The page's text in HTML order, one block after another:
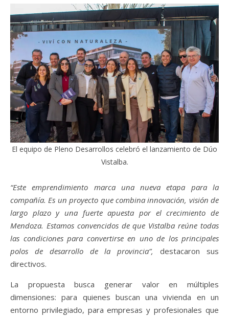
El equipo de Pleno Desarrollos celebró el lanzamiento de Dúo
Vistalba.
“Este emprendimiento marca una nueva etapa para la
compañía. Es un proyecto que combina innovación, visión de
largo plazo y una fuerte apuesta por el crecimiento de
Mendoza. Estamos convencidos de que Vistalba reúne todas
las condiciones para convertirse en uno de los principales
polos de desarrollo de la provincia”,
destacaron sus
directivos.
La propuesta busca generar valor en múltiples
dimensiones: para quienes buscan una vivienda en un
entorno privilegiado, para empresas y profesionales que